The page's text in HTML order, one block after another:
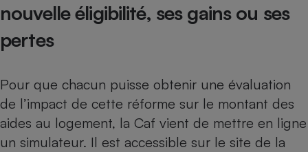
nouvelle éligibilité, ses gains ou ses
pertes
Pour que chacun puisse obtenir une évaluation
de l’impact de cette réforme sur le montant des
aides au logement, la Caf vient de mettre en ligne
un simulateur. Il est accessible sur le site de la
Robot ménager